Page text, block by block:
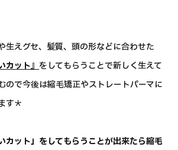
生えグセ、髪質、頭の形などに合わせた
カット』 をしてもらうことで新しく生えて
ので今後は縮毛矯正やストレートパーマに
す＊
カット」をしてもらうことが出来たら縮毛